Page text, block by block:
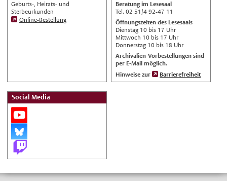
Geburts-, Heirats- und
Sterbeurkunden
Online-Bestellung
Beratung im Lesesaal
Tel. 02 51/4 92-47 11
Öffnungszeiten des Lesesaals
Dienstag 10 bis 17 Uhr
Mittwoch 10 bis 17 Uhr
Donnerstag 10 bis 18 Uhr
Archivalien-Vorbestellungen sind
per E-Mail möglich.
Hinweise zur
Barrierefreiheit
Social Media